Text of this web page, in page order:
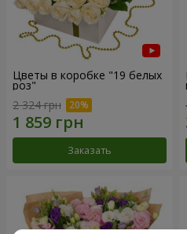
Цветы в коробке "19 белых
роз"
2 324 грн
Заказать